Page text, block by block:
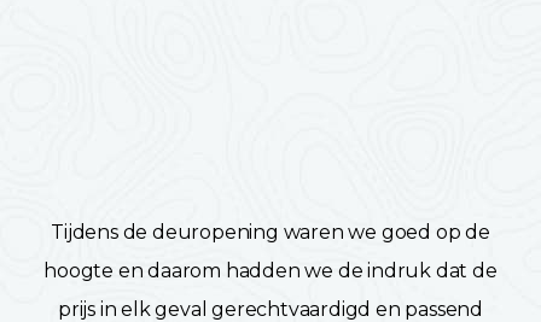
Tijdens de deuropening waren we goed op de
hoogte en daarom hadden we de indruk dat de
prijs in elk geval gerechtvaardigd en passend